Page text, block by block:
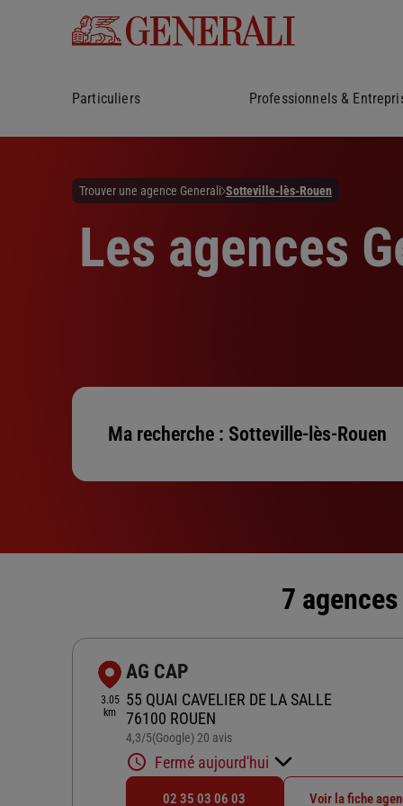
Particuliers Professionnels &
Trouver une agence Generali Sotteville-lès-Rouen
Les agences
Ma recherche : Sotteville-lès-Rouen
7
3.05
km
AG CAP
55 QUAI CAVELIER DE LA SALLE
76100 ROUEN
4,3/5Note de 4.3 sur 5
(Google) 20 avis
Fermé aujourd'hui
02 35 03 06 03 Voir la fiche